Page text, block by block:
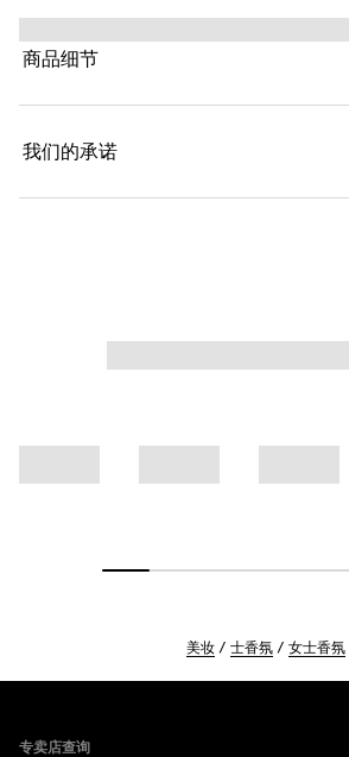
炼，保留至臻纯粹的海洋气息。
商品细节
我们的承诺
美妆 士香氛 女士香氛
专卖店查询